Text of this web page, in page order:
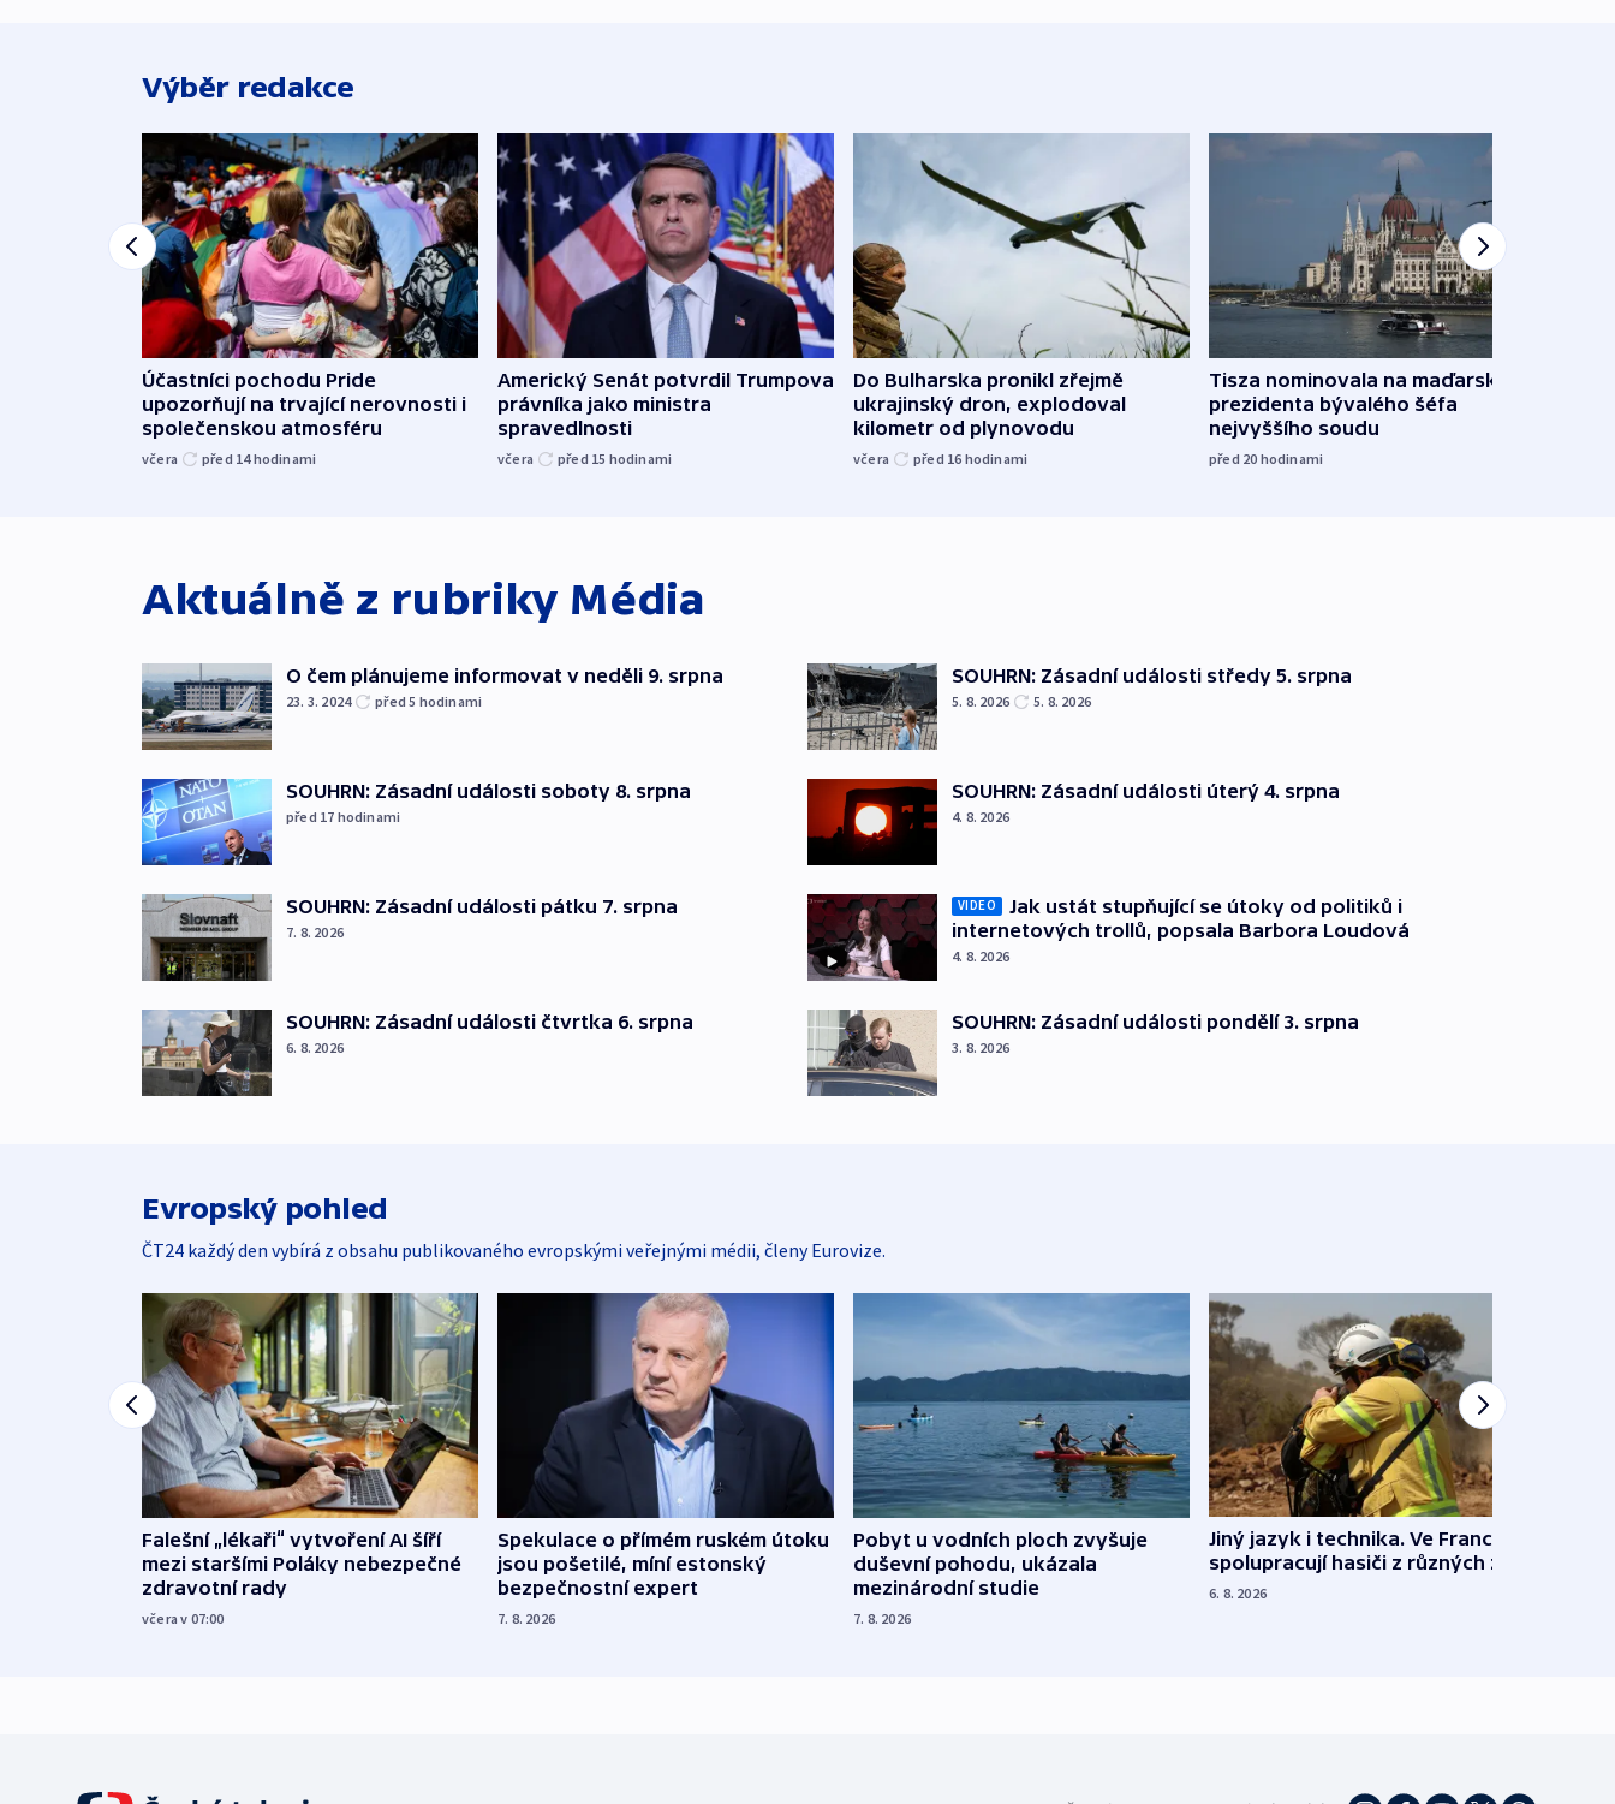
Výběr redakce
Účastníci pochodu Pride
upozorňují na trvající nerovnosti i
společenskou atmosféru
včera před 14hodinami
Americký Senát potvrdil Trumpova
právníka jako ministra
spravedlnosti
včera před 15 hodinami
Do Bulharska pronikl zřejmě
ukrajinský dron, explodoval
kilometr od plynovodu
včera před 16 hodinami
Tisza nominovala na maďarského
prezidenta bývalého šéfa
nejvyššího soudu
před 20 hodinami
Aktuálně z rubriky Média
O čem plánujeme informovat v neděli 9. srpna
23. 3. 2024 před 5 hodinami
SOUHRN: Zásadní události soboty 8. srpna
před 17 hodinami
SOUHRN: Zásadní události pátku 7. srpna
7. 8. 2026
SOUHRN: Zásadní události čtvrtka 6. srpna
6. 8. 2026
SOUHRN: Zásadní události středy 5. srpna
5. 8. 2026 5. 8. 2026
SOUHRN: Zásadní události úterý 4. srpna
4. 8. 2026
VIDEO
Jak ustát stupňující se útoky od politiků i
internetových trollů, popsala Barbora Loudová
4. 8. 2026
SOUHRN: Zásadní události pondělí 3. srpna
3. 8. 2026
Evropský pohled
ČT24 každý den vybírá z obsahu publikovaného evropskými veřejnými médii, členy Eurovize.
Falešní „lékaři“ vytvoření AI šíří
mezi staršími Poláky nebezpečné
zdravotní rady
včera v 07:00
Spekulace o přímém ruském útoku
jsou pošetilé, míní estonský
bezpečnostní expert
7. 8. 2026
Pobyt u vodních ploch zvyšuje
duševní pohodu, ukázala
mezinárodní studie
7. 8. 2026
Jiný jazyk i technika. Ve Francii
spolupracují hasiči z různých zemí
6. 8. 2026